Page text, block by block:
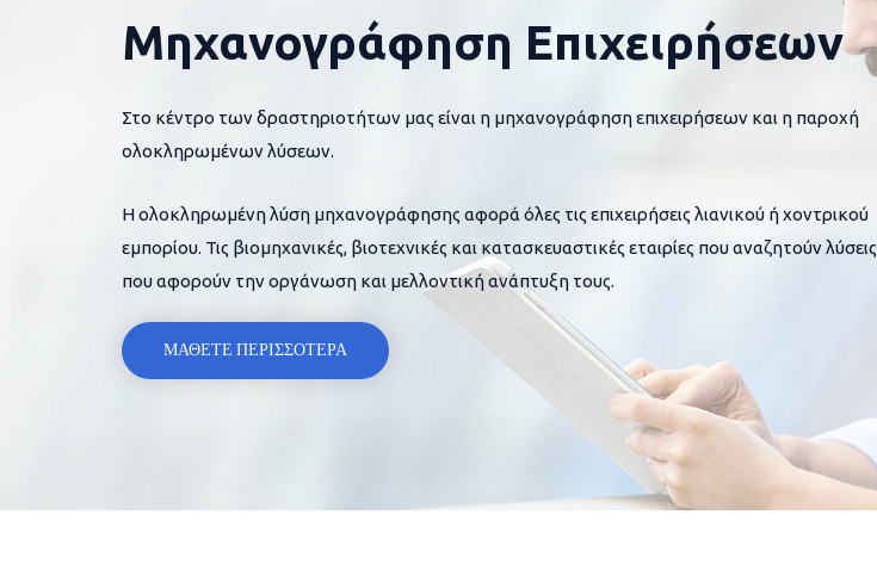
Μηχανογράφηση Επιχειρήσεων
Στο κέντρο των δραστηριοτήτων μας είναι η μηχανογράφηση επιχειρήσεων και η παροχή
ολοκληρωμένων λύσεων.
Η ολοκληρωμένη λύση μηχανογράφησης αφορά όλες τις επιχειρήσεις λιανικού ή χοντρικού
εμπορίου. Τις βιομηχανικές, βιοτεχνικές και κατασκευαστικές εταιρίες που αναζητούν λύσεις
που αφορούν την οργάνωση και μελλοντική ανάπτυξη τους.
ΜΑΘΕΤΕ ΠΕΡΙΣΣΟΤΕΡΑ